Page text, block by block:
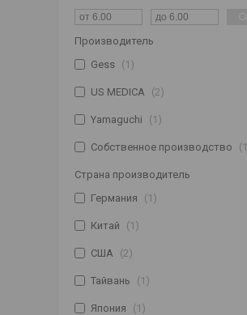
Производитель
Gess
1
US MEDICA 2
Yamaguchi 1
Собственное производство 1
Страна производитель
Германия
1
Китай 1
США 2
Тайвань 1
Япония 1